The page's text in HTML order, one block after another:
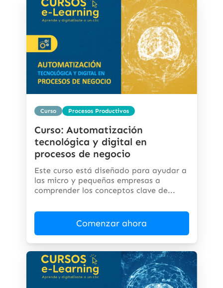
Curso Procesos Productivos
Curso: Automatización
tecnológica y digital en
procesos de negocio
Este curso está diseñado para ayudar a
las micro y pequeñas empresas a
comprender los conceptos clave de...
Comenzar ahora